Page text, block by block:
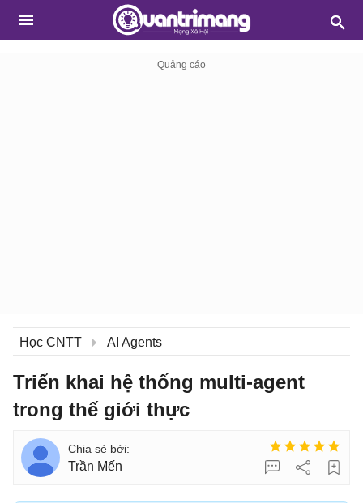
Học CNTT AI Agents
Triển khai hệ thống multi-agent
trong thế giới thực
Trần Mến